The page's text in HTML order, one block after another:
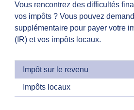
Vous rencontrez des difficultés
vos impôts ? Vous pouvez
supplémentaire pour payer votre
(IR) et vos impôts locaux.
Impôt sur le revenu
Impôts locaux